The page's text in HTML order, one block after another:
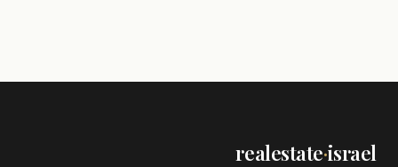
realestate·israel